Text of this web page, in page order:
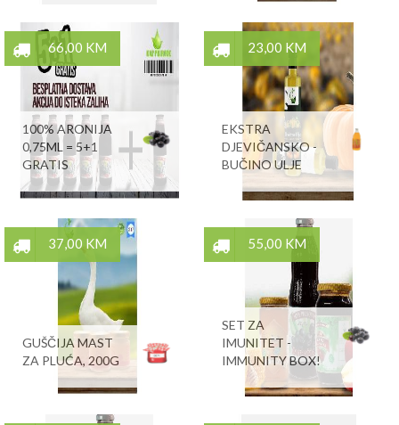
66,00 KM
100% ARONIJA
0,75ML = 5+1
GRATIS
23,00 KM
EKSTRA
DJEVIČANSKO -
BUČINO ULJE
37,00 KM
GUŠČIJA MAST
ZA PLUĆA, 200G
55,00 KM
SET ZA
IMUNITET -
IMMUNITY BOX!